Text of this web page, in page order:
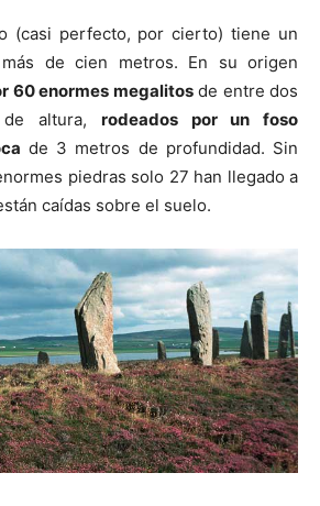
(casi perfecto, por cierto) tiene un
de cien metros. En su origen
60 enormes megalitosde entre dos
altura, rodeados por un foso
de 3 metros de profundidad. Sin
piedras solo 27 han llegado a
caídas sobre el suelo.